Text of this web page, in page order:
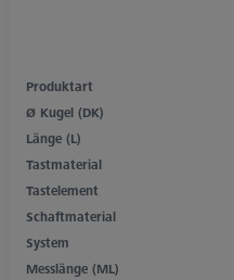
Produktart
Ø Kugel (DK)
Länge (L)
Tastmaterial
Tastelement
Schaftmaterial
System
Messlänge (ML)